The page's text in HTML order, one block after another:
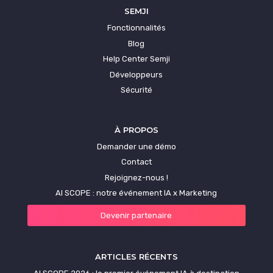
SEMJI
Fonctionnalités
Blog
Help Center Semji
Développeurs
Sécurité
À PROPOS
Demander une démo
Contact
Rejoignez-nous !
AI SCOPE : notre événement IA x Marketing
Devenir partenaire
ARTICLES RÉCENTS